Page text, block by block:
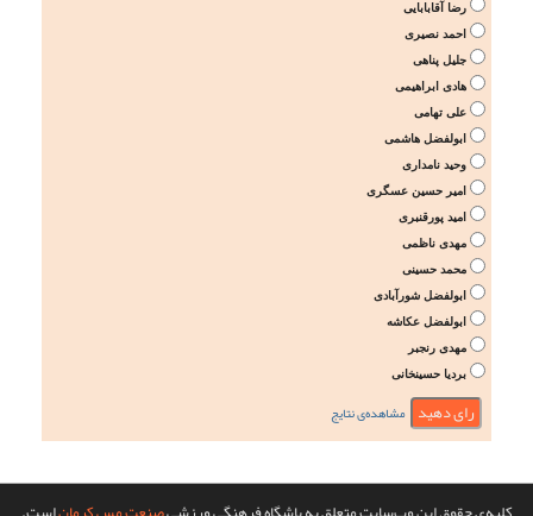
رضا آقابابایی
احمد نصیری
جلیل پناهی
هادی ابراهیمی
علی تهامی
ابولفضل هاشمی
وحید نامداری
امیر حسین عسگری
امید پورقنبری
مهدی ناظمی
محمد حسینی
ابولفضل شورآبادی
ابولفضل عکاشه
مهدی رنجبر
بردیا حسینخانی
مشاهده‌ی نتایج